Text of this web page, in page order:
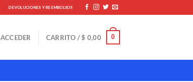
DEVOLUCIONES Y REEMBOLSOS
ACCEDER CARRITO /$ 0,00 0